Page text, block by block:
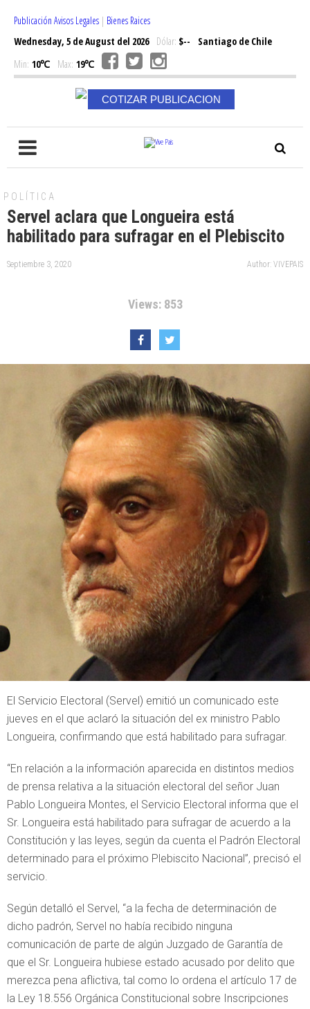
Publicación Avisos Legales | Bienes Raices
Wednesday, 5 de August del 2026Dólar: $--
Santiago de Chile
Min: 10℃ Max: 19℃
COTIZAR PUBLICACION
POLÍTICA
Servel aclara que Longueira está
habilitado para sufragar en el Plebiscito
Septiembre 3, 2020 Author: VIVEPAIS
Views: 853
El Servicio Electoral (Servel) emitió un comunicado este
jueves en el que aclaró la situación del ex ministro Pablo
Longueira, confirmando que está habilitado para sufragar.
“En relación a la información aparecida en distintos medios
de prensa relativa a la situación electoral del señor Juan
Pablo Longueira Montes, el Servicio Electoral informa que el
Sr. Longueira está habilitado para sufragar de acuerdo a la
Constitución y las leyes, según da cuenta el Padrón Electoral
determinado para el próximo Plebiscito Nacional”, precisó el
servicio.
Según detalló el Servel, “a la fecha de determinación de
dicho padrón, Servel no había recibido ninguna
comunicación de parte de algún Juzgado de Garantía de
que el Sr. Longueira hubiese estado acusado por delito que
merezca pena aflictiva, tal como lo ordena el artículo 17 de
la Ley 18.556 Orgánica Constitucional sobre Inscripciones